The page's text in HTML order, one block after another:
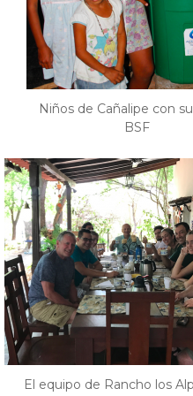
Niños de Cañalipe con
BSF
El equipo de Rancho los